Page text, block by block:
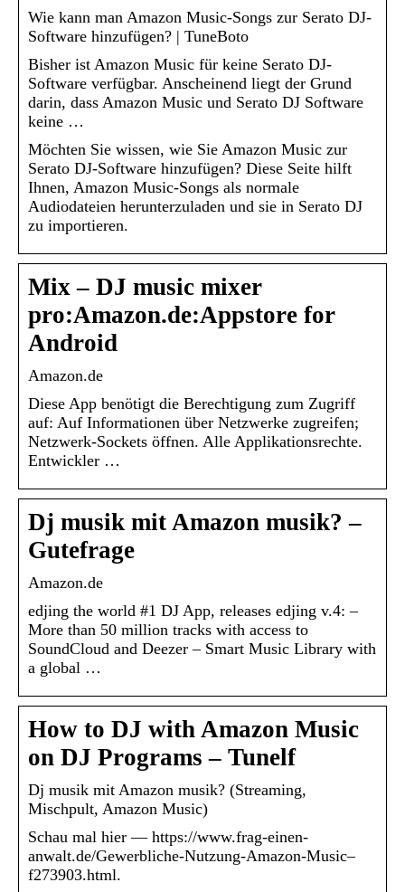
Wie kann man Amazon Music-Songs zur Serato DJ-
Software hinzufügen? | TuneBoto
Bisher ist Amazon Music für keine Serato DJ-
Software verfügbar. Anscheinend liegt der Grund
darin, dass Amazon Music und Serato DJ Software
keine …
Möchten Sie wissen, wie Sie Amazon Music zur
Serato DJ-Software hinzufügen? Diese Seite hilft
Ihnen, Amazon Music-Songs als normale
Audiodateien herunterzuladen und sie in Serato DJ
zu importieren.
Mix – DJ music mixer
pro:Amazon.de:Appstore for
Android
Amazon.de
Diese App benötigt die Berechtigung zum Zugriff
auf: Auf Informationen über Netzwerke zugreifen;
Netzwerk-Sockets öffnen. Alle Applikationsrechte.
Entwickler …
Dj musik mit Amazon musik? –
Gutefrage
Amazon.de
edjing the world #1 DJ App, releases edjing v.4: –
More than 50 million tracks with access to
SoundCloud and Deezer – Smart Music Library with
a global …
How to DJ with Amazon Music
on DJ Programs – Tunelf
Dj musik mit Amazon musik? (Streaming,
Mischpult, Amazon Music)
Schau mal hier — https://www.frag-einen-
anwalt.de/Gewerbliche-Nutzung-Amazon-Music–
f273903.html.